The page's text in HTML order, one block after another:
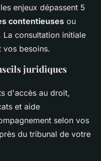
enjeux dépassent 5
contentieuses ou
consultation initiale
vos besoins.
juridiques
d'accès au droit,
et aide
selon vos
du tribunal de votre